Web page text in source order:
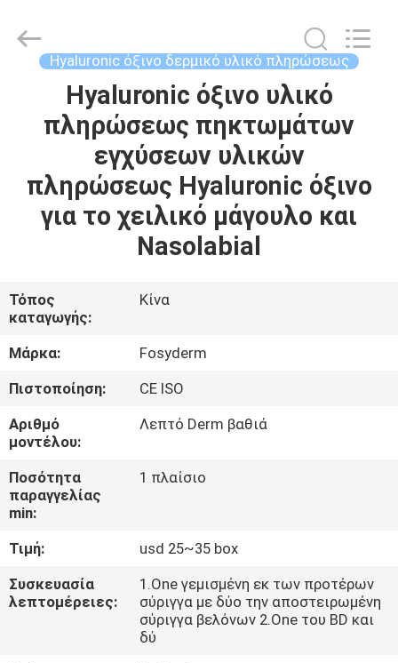
ΠΡΟΪΌΝΤΑ
ΣΧΕΤΙΚΆ
ΕΠΙΣΚΈΨΕΙΣ
ΣΤΟ
ΕΡΓΟΣΤΆΣΙΟ
ΈΛΕΓΧΟΣ
ΠΟΙΌΤΗΤΑΣ
ΜΑΖΊ
ΜΑΣ
International
Trading
Hyaluronic όξινο δερμικό υλικό πληρώσεως
Hyaluronic όξινο υλικό
πληρώσεως πηκτωμάτων
εγχύσεων υλικών
πληρώσεως Hyaluronic όξινο
για το χειλικό μάγουλο και
Nasolabial
Τόπος
καταγωγής:
Κίνα
Μάρκα:
Fosyderm
Πιστοποίηση:
CE ISO
Αριθμό
μοντέλου:
Λεπτό Derm βαθιά
Ποσότητα
παραγγελίας
min:
1 πλαίσιο
Τιμή:
usd 25~35 box
Συσκευασία
λεπτομέρειες:
1.One γεμισμένη εκ των προτέρων
σύριγγα με δύο την αποστειρωμένη
σύριγγα βελόνων 2.One του BD και
δύ